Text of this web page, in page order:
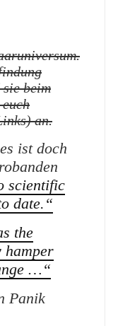
beim
an.
ist doch
scientific
date.“
the
hamper
…“
Panik